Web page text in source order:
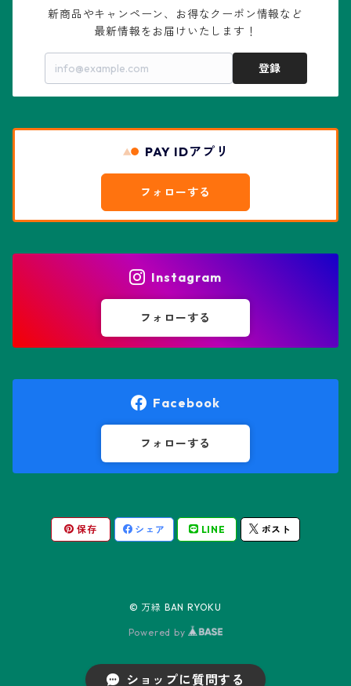
リザード・スキン兜
花園兜
エキノケレウス属
エキノプシス属
エリオシケ属
オレオケレウス属
friedrichii LB 2178
キリンドロオプンチア属
コリファンタ属
コノフィツム属
センナ属
パキポディウム属
フェネストラリア属
プセウドリトス属
ユーフォルビア属
水石・景石新商品やキャンペーン、お得なクーポン情報など
最新情報をお届けいたします！
登録
PAY IDアプリ
フォローする
Instagram
フォローする
Facebook
フォローする
保存 シェア LINE ポスト
© 万緑 BAN RYOKU
Powered by
ショップに質問する